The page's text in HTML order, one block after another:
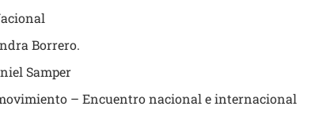
Borrero.
Samper
– Encuentro nacional e internacional